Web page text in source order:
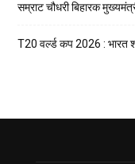
सम्राट चौधरी बिहारक
T20 वर्ल्ड कप 2026 : भारत